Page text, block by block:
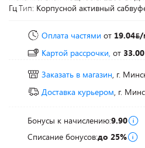
ГцТип: Корпусной активный
Оплата частями от 19.04 /
Картой рассрочки, от 33.00
Заказать в магазин, г.
Доставка курьером, г.
Бонусы к начислению:9.90
Списание бонусов:до 25%